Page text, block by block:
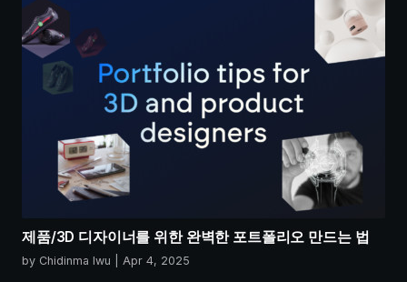
제품/3D 디자이너를 위한 완벽한 포트폴리오 만드는 법
by Chidinma Iwu | Apr 4, 2025